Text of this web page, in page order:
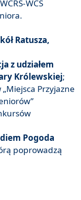
WCS
Ratusza,
z udziałem
Królewskiej;
Przyjazne
Pogoda
poprowadzą